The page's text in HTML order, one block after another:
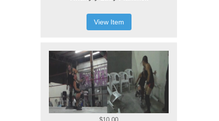
View Item